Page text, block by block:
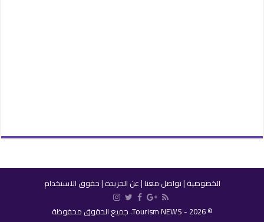
الخصوصية |تواصل معنا |عن الجريدة |حقوق الاستخدام
© 2026 - Tourism NEWS. جميع الحقوق محفوظة